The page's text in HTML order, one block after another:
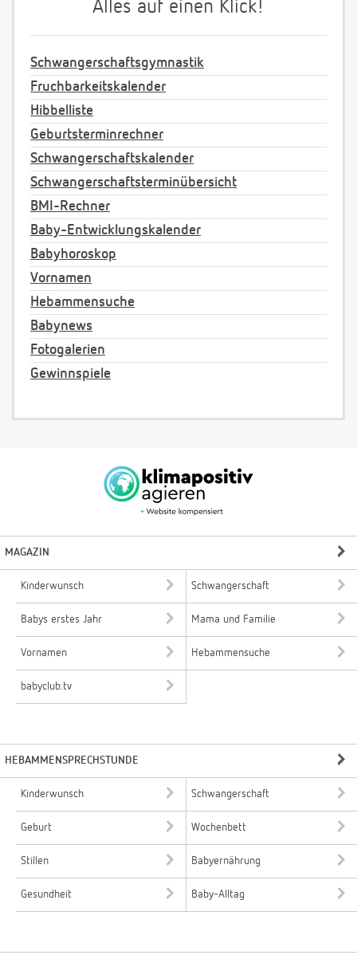
Alles auf einen Klick!
Schwangerschaftsgymnastik
Fruchbarkeitskalender
Hibbelliste
Geburtsterminrechner
Schwangerschaftskalender
Schwangerschaftsterminübersicht
BMI-Rechner
Baby-Entwicklungskalender
Babyhoroskop
Vornamen
Hebammensuche
Babynews
Fotogalerien
Gewinnspiele
MAGAZIN
Kinderwunsch Schwangerschaft
Babys erstes Jahr Mama und Familie
Vornamen Hebammensuche
babyclub.tv
HEBAMMENSPRECHSTUNDE
Kinderwunsch Schwangerschaft
Geburt Wochenbett
Stillen Babyernährung
Gesundheit Baby-Alltag